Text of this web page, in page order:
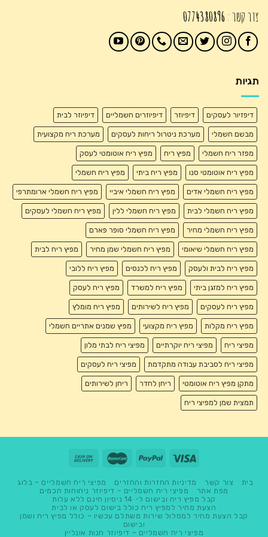
צור קשר : 0774380896
תגיות
דיפזיור לעסקים דיפיוזר דיפיוזרים חשמליים דיפיוזר לבית
מבשם חשמלי מערכת ניטרול ריחות לעסקים מערכת ריח מקצועית
מפזר ריח חשמלי מפיץ ריח מפיץ ריח אוטומטי לעסק
מפיץ ריח אוטומטי סנו מפיץ ריח ביתי מפיץ ריח חשמלי
מפיץ ריח חשמלי אדים מפיץ ריח חשמלי איביי מפיץ ריח חשמלי ארומתרפי
מפיץ ריח חשמלי לבית מפיץ ריח חשמלי ללין מפיץ ריח חשמלי לעסקים
מפיץ ריח חשמלי מחיר מפיץ ריח חשמלי סופר פארם
מפיץ ריח חשמלי שיאומי מפיץ ריח חשמלי שמן מחיר מפיץ ריח לבית
מפיץ ריח לבית ולעסק מפיץ ריח לכנסים מפיץ ריח ללובי
מפיץ ריח למזגן ביתי מפיץ ריח למשרד מפיץ ריח לעסק
מפיץ ריח לעסקים מפיץ ריח לשירותים מפיץ ריח מומלץ
מפיץ ריח מקלות מפיץ ריח מקצועי מפיץ שמנים אתריים חשמלי
מפיצי ריח מפיצי ריח יוקרתיים מפיצי ריח לבתי מלון
מפיצי ריח לסביבת עבודה מתקדמת מפיצי ריח לעסקים
מתקן מפיץ ריח אוטומטי ריחן לחדר ריחן לשירותים
תמצית שמן למפיצי ריח
בית צור קשר מדיניות החזרות והחזרים
מפיצי ריח חשמליים – בלוג
מפת אתר
מפיצי ריח חשמליים – דיפיוזר ניחוחות חכמים
קבל מפיץ ריח ובישום ל- 14 ניסיון חינם ללא עלות
הצעת מחיר למפיץ ריח כולל בישום לעסק או לבית
קבל הצעת מחיר למסלול שירות משתלם עכשיו – כולל מפיץ ריח ושמן
ובישום
מפיצי ריח חשמליים – דיפיוזר חנות אונליין